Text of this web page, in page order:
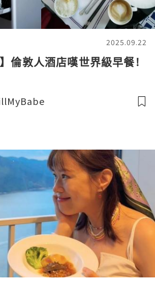
2025.09.22
倫敦人酒店嘆世界級早餐!